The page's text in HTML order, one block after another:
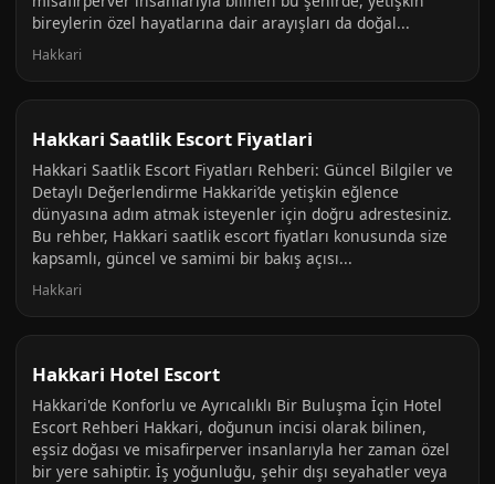
bireylerin özel hayatlarına dair arayışları da doğal...
Hakkari
Hakkari Saatlik Escort Fiyatlari
Hakkari Saatlik Escort Fiyatları Rehberi: Güncel Bilgiler ve
Detaylı Değerlendirme Hakkari’de yetişkin eğlence
dünyasına adım atmak isteyenler için doğru adrestesiniz.
Bu rehber, Hakkari saatlik escort fiyatları konusunda size
kapsamlı, güncel ve samimi bir bakış açısı...
Hakkari
Hakkari Hotel Escort
Hakkari'de Konforlu ve Ayrıcalıklı Bir Buluşma İçin Hotel
Escort Rehberi Hakkari, doğunun incisi olarak bilinen,
eşsiz doğası ve misafirperver insanlarıyla her zaman özel
bir yere sahiptir. İş yoğunluğu, şehir dışı seyahatler veya